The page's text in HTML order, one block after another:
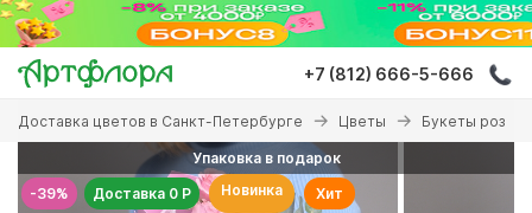
Перейти
основному
содержанию
+7 (812) 666-5-666
Вы
здесь
Доставка цветов в Санкт-Петербурге Цветы Букеты роз
-39%
Упаковка в подарок
Доставка 0 Р
Новинка Хит